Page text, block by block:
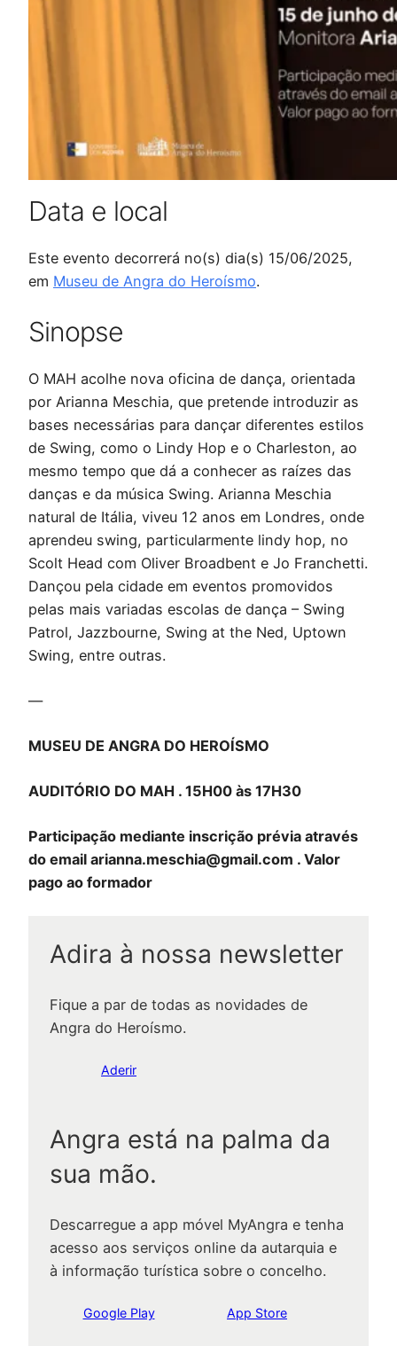
Data e local
Este evento decorrerá no(s) dia(s) 15/06/2025,
em Museu de Angra do Heroísmo.
Sinopse
O MAH acolhe nova oficina de dança, orientada
por Arianna Meschia, que pretende introduzir as
bases necessárias para dançar diferentes estilos
de Swing, como o Lindy Hop e o Charleston, ao
mesmo tempo que dá a conhecer as raízes das
danças e da música Swing. Arianna Meschia
natural de Itália, viveu 12 anos em Londres, onde
aprendeu swing, particularmente lindy hop, no
Scolt Head com Oliver Broadbent e Jo Franchetti.
Dançou pela cidade em eventos promovidos
pelas mais variadas escolas de dança – Swing
Patrol, Jazzbourne, Swing at the Ned, Uptown
Swing, entre outras.
—
MUSEU DE ANGRA DO HEROÍSMO
AUDITÓRIO DO MAH . 15H00 às 17H30
Participação mediante inscrição prévia através
do email arianna.meschia@gmail.com . Valor
pago ao formador
Adira à nossa newsletter
Fique a par de todas as novidades de
Angra do Heroísmo.
Aderir
Angra está na palma da
sua mão.
Descarregue a app móvel MyAngra e tenha
acesso aos serviços online da autarquia e
à informação turística sobre o concelho.
Google Play App Store